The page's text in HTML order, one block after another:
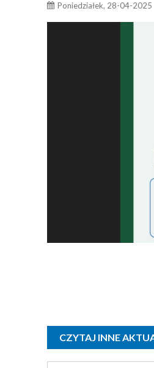
Poniedziałek, 28-04-2025
CZYTAJ INNE